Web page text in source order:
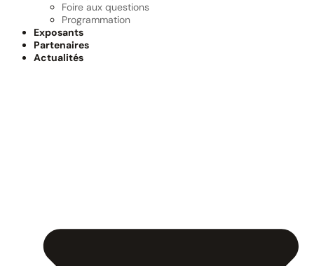
Foire aux questions
Programmation
Exposants
Partenaires
Actualités